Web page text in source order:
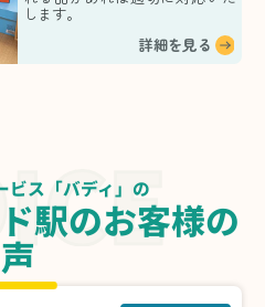
します。
詳細を見る
ビス「バディ」の
駅のお客様の
声